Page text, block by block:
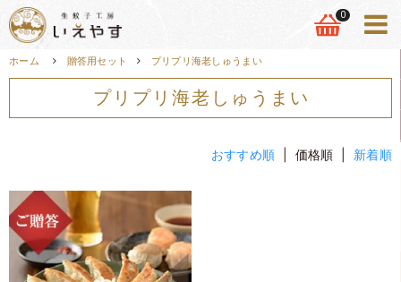
0
ホーム 贈答用セット プリプリ海老しゅうまい
プリプリ海老しゅうまい
おすすめ順 | 価格順 | 新着順